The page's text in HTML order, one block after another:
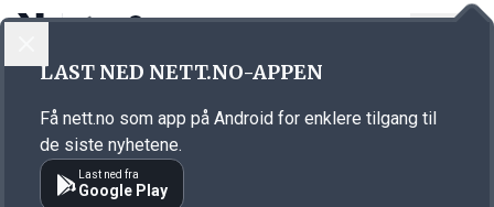
Annonsørinnhold
LAST NED NETT.NO-APPEN
Få nett.no som app på Android for enklere tilgang til
de siste nyhetene.
Last ned fra
Google Play